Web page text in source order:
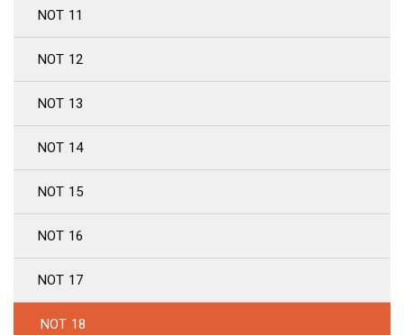
NOT 11
NOT 12
NOT 13
NOT 14
NOT 15
NOT 16
NOT 17
NOT 18